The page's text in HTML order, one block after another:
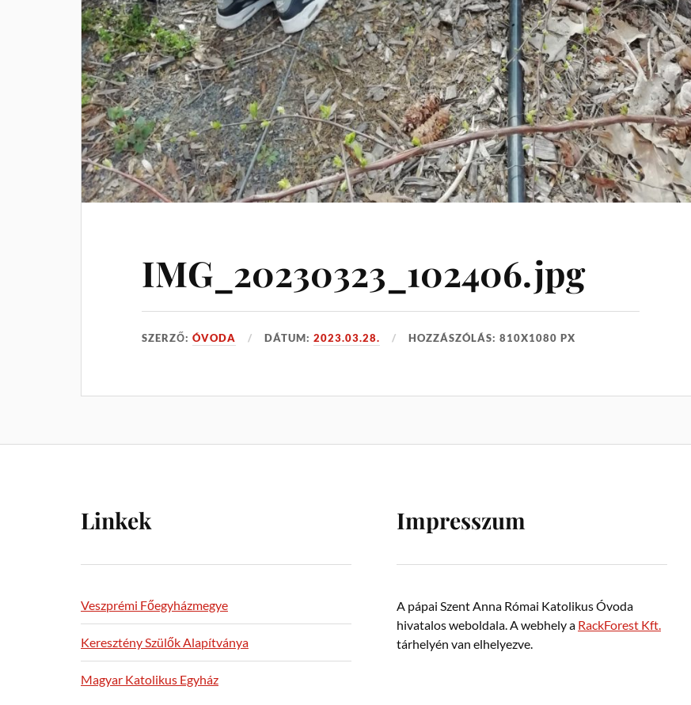
IMG_20230323_102406.jpg
SZERZŐ:ÓVODA DÁTUM:2023.03.28. HOZZÁSZÓLÁS: 810X1080 PX
Linkek
Veszprémi Főegyházmegye
Keresztény Szülők Alapítványa
Magyar Katolikus Egyház
Impresszum
A pápai Szent Anna Római Katolikus Óvoda
hivatalos weboldala. A webhely a RackForest Kft.
tárhelyén van elhelyezve.